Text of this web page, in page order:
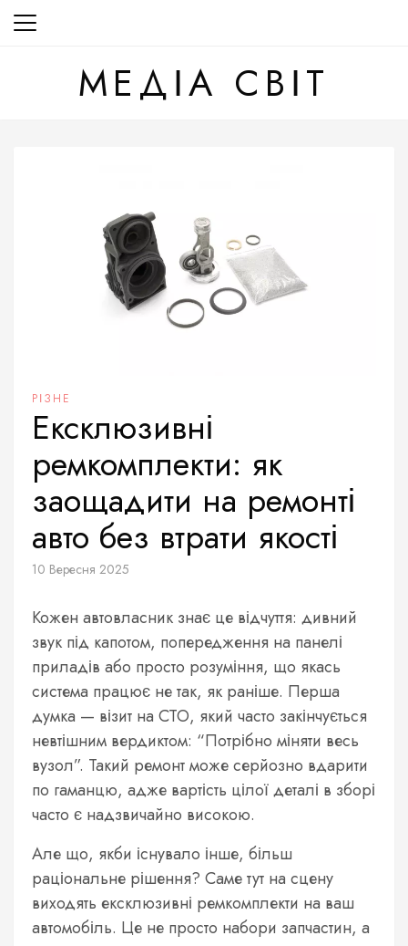
Перейти
до
МЕДІА СВІТ
РІЗНЕ
Ексклюзивні
ремкомплекти: як
заощадити на ремонті
авто без втрати якості
10 Вересня 2025
Кожен автовласник знає це відчуття: дивний
звук під капотом, попередження на панелі
приладів або просто розуміння, що якась
система працює не так, як раніше. Перша
думка — візит на СТО, який часто закінчується
невтішним вердиктом: “Потрібно міняти весь
вузол”. Такий ремонт може серйозно вдарити
по гаманцю, адже вартість цілої деталі в зборі
часто є надзвичайно високою.
Але що, якби існувало інше, більш
раціональне рішення? Саме тут на сцену
виходять ексклюзивні ремкомплекти на ваш
автомобіль. Це не просто набори запчастин, а